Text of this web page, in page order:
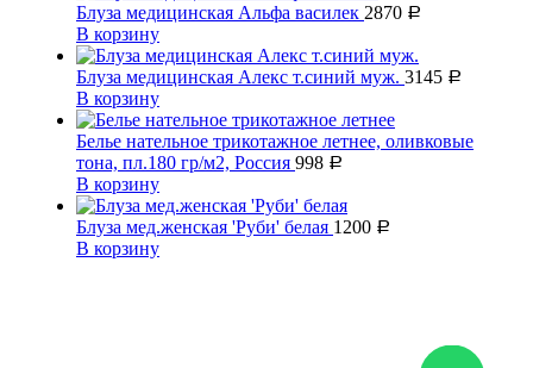
Блуза медицинская Альфа василек 2870 Р
В корзину
Блуза медицинская Алекс т.синий муж. 3145 Р
В корзину
Белье нательное трикотажное летнее, оливковые
тона, пл.180 гр/м2, Россия 998 Р
В корзину
Блуза мед.женская 'Руби' белая 1200 Р
В корзину